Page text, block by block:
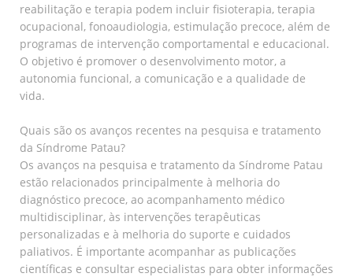
reabilitação e terapia podem incluir fisioterapia, terapia
ocupacional, fonoaudiologia, estimulação precoce, além de
programas de intervenção comportamental e educacional.
O objetivo é promover o desenvolvimento motor, a
autonomia funcional, a comunicação e a qualidade de
vida.
Quais são os avanços recentes na pesquisa e tratamento
da Síndrome Patau?
Os avanços na pesquisa e tratamento da Síndrome Patau
estão relacionados principalmente à melhoria do
diagnóstico precoce, ao acompanhamento médico
multidisciplinar, às intervenções terapêuticas
personalizadas e à melhoria do suporte e cuidados
paliativos. É importante acompanhar as publicações
científicas e consultar especialistas para obter informações